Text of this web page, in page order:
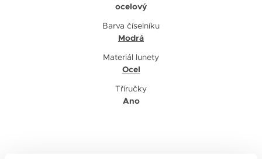
ocelový
Barva číselníku
Modrá
Materiál lunety
Ocel
Tříručky
Ano